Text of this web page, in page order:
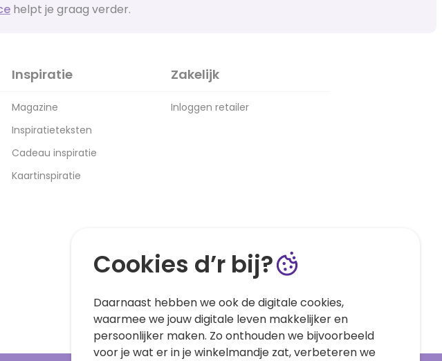
helpt je graag verder.
Inspiratie
Magazine
Inspiratieteksten
Cadeau inspiratie
Kaartinspiratie
Zakelijk
Inloggen retailer
Cookies d’r bij?
Daarnaast hebben we ook de digitale cookies,
waarmee we jouw digitale leven makkelijker en
persoonlijker maken. Zo onthouden we bijvoorbeeld
voor je wat er in je winkelmandje zat, verbeteren we